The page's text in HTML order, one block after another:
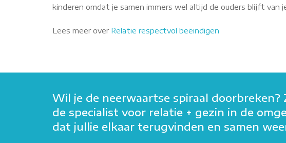
kinderen omdat je samen immers wel altijd de ouders blijft
Lees meer over Relatie respectvol beëindigen
Wil je de neerwaartse spiraal
de specialist voor relatie + gezin in de
dat jullie elkaar terugvinden en samen